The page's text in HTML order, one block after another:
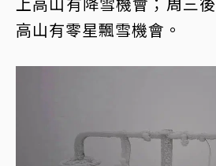
高山有零星飄雪機會。